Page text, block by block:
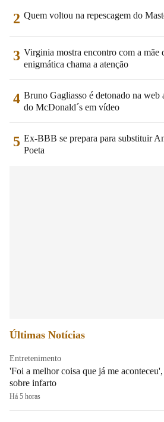
2 Quem voltou na repescagem do
3 Virginia mostra encontro com a mãe
enigmática chama a atenção
4 Bruno Gagliasso é detonado na web
do McDonald´s em vídeo
5 Ex-BBB se prepara para substituir
Poeta
Últimas Notícias
Entretenimento
'Foi a melhor coisa que já me
sobre infarto
Há 5 horas